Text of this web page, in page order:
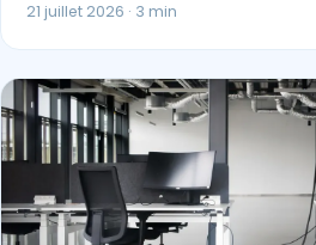
21 juillet 2026 · 3 min